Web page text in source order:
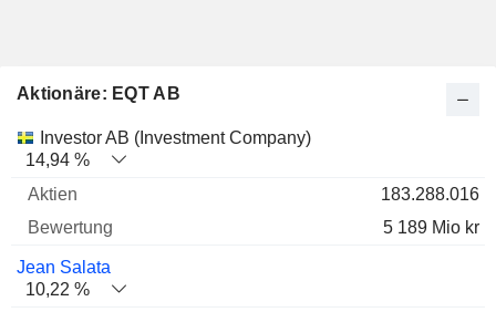
Aktionäre: EQT AB
Name Aktien % Bewertung
Investor AB (Investment Company)
14,94 %
183.288.016
5 189 Mio kr
Jean Salata
10,22 %